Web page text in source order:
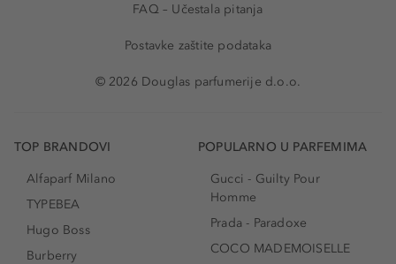
FAQ – Učestala pitanja
Postavke zaštite podataka
© 2026 Douglas parfumerije d.o.o.
TOP BRANDOVI
Alfaparf Milano
TYPEBEA
Hugo Boss
Burberry
POPULARNO U PARFEMIMA
Gucci - Guilty Pour
Homme
Prada - Paradoxe
COCO MADEMOISELLE